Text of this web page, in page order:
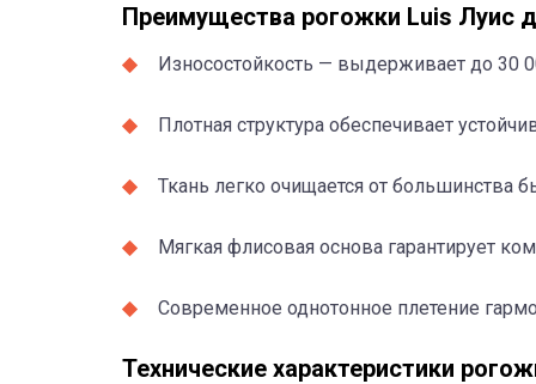
Преимущества рогожки Luis Луис
Износостойкость — выдерживает до 30
Плотная структура обеспечивает
Ткань легко очищается от большинства
Мягкая флисовая основа гарантирует
Современное однотонное плетение
Технические характеристики